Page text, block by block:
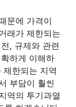
문에 가격이
래가 제한되는
, 규제와 관련
하게 이해하
한되는 지역
부담이 훨씬
역의 투기과열